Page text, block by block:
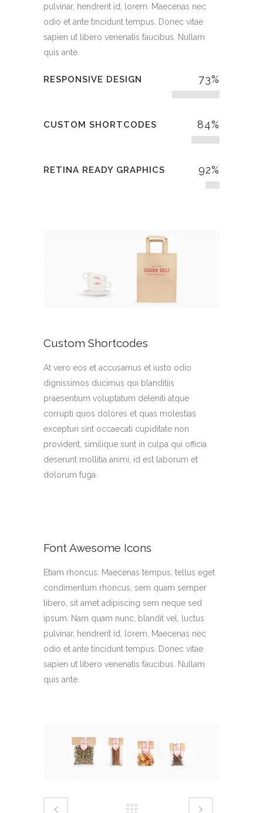
pulvinar, hendrerit id, lorem. Maecenas nec
odio et ante tincidunt tempus. Donec vitae
sapien ut libero venenatis faucibus. Nullam
quis ante.
RESPONSIVE DESIGN 73%
CUSTOM SHORTCODES 84%
RETINA READY GRAPHICS 92%
Custom Shortcodes
At vero eos et accusamus et iusto odio
dignissimos ducimus qui blanditiis
praesentium voluptatum deleniti atque
corrupti quos dolores et quas molestias
excepturi sint occaecati cupiditate non
provident, similique sunt in culpa qui officia
deserunt mollitia animi, id est laborum et
dolorum fuga.
Font Awesome Icons
Etiam rhoncus. Maecenas tempus, tellus eget
condimentum rhoncus, sem quam semper
libero, sit amet adipiscing sem neque sed
ipsum. Nam quam nunc, blandit vel, luctus
pulvinar, hendrerit id, lorem. Maecenas nec
odio et ante tincidunt tempus. Donec vitae
sapien ut libero venenatis faucibus. Nullam
quis ante.